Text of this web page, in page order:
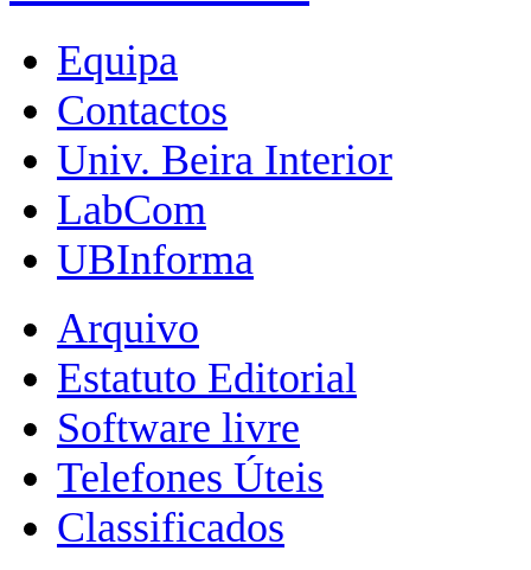
Equipa
Contactos
Univ. Beira Interior
LabCom
UBInforma
Arquivo
Estatuto Editorial
Software livre
Telefones Úteis
Classificados